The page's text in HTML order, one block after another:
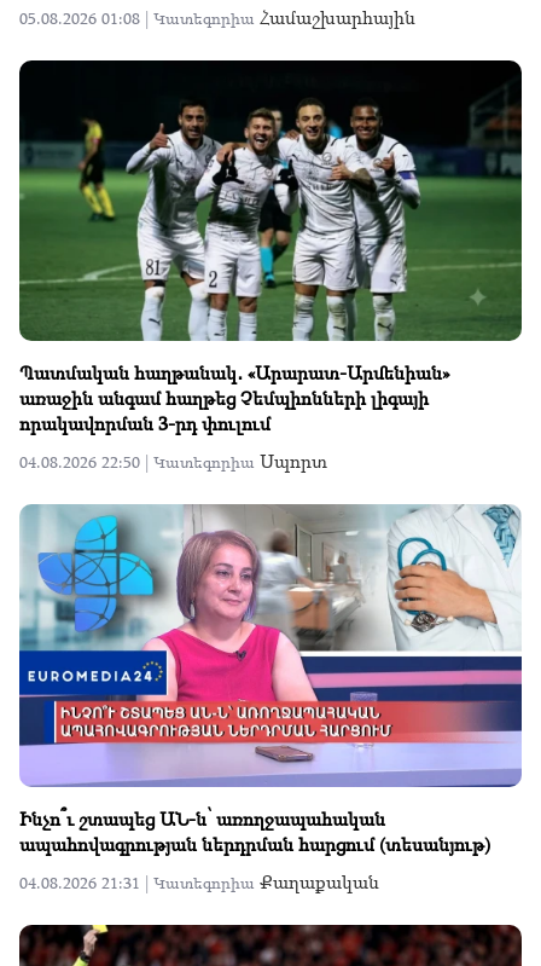
05.08.2026 01:08 | Կատեգորիա Համաշխարհային
Պատմական հաղթանակ․ «Արարատ-Արմենիան»
առաջին անգամ հաղթեց Չեմպիոնների լիգայի
որակավորման 3-րդ փուլում
04.08.2026 22:50 | Կատեգորիա Սպորտ
Ինչո՞ւ շտապեց ԱՆ-ն՝ առողջապահական
ապահովագրության ներդրման հարցում (տեսանյութ)
04.08.2026 21:31 | Կատեգորիա Քաղաքական